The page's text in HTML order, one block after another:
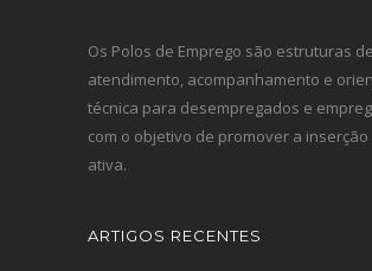
Os Polos de Emprego são estruturas de
atendimento, acompanhamento e
técnica para desempregados e
com o objetivo de promover a inserção
ativa.
ARTIGOS RECENTES